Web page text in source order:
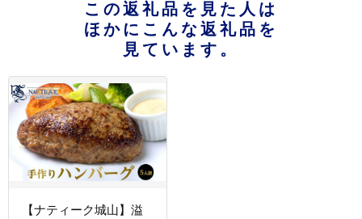
この返礼品を見た人は
ほかにこんな返礼品を
見ています。
【ナティーク城山】溢